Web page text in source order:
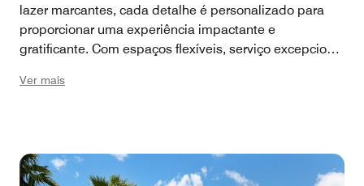
lazer marcantes, cada detalhe é personalizado para
proporcionar uma experiência impactante e
gratificante. Com espaços flexíveis, serviço excepcional
deixará uma impressão duradoura, promovendo a
Ver mais